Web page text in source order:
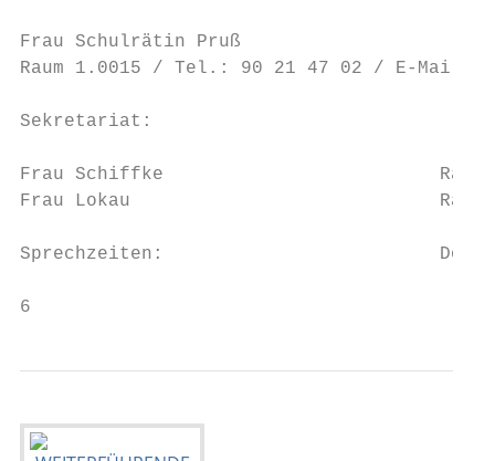
Frau Schulrätin Pruß
Raum 1.0015 / Tel.: 90 21 47 02 / E-Mail:
Sekretariat:
Frau Schiffke                         Raum
Frau Lokau                            Raum
Sprechzeiten:
6